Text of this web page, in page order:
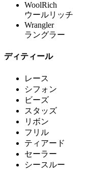
WoolRich
ウールリッチ
Wrangler
ラングラー
ディティール
レース
シフォン
ビーズ
スタッズ
リボン
フリル
ティアード
セーラー
シースルー